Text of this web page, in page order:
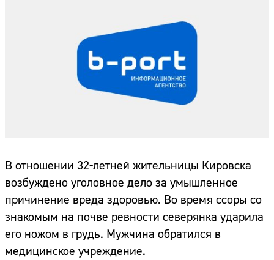
В отношении 32-летней жительницы Кировска
возбуждено уголовное дело за умышленное
причинение вреда здоровью. Во время ссоры со
знакомым на почве ревности северянка ударила
его ножом в грудь. Мужчина обратился в
медицинское учреждение.